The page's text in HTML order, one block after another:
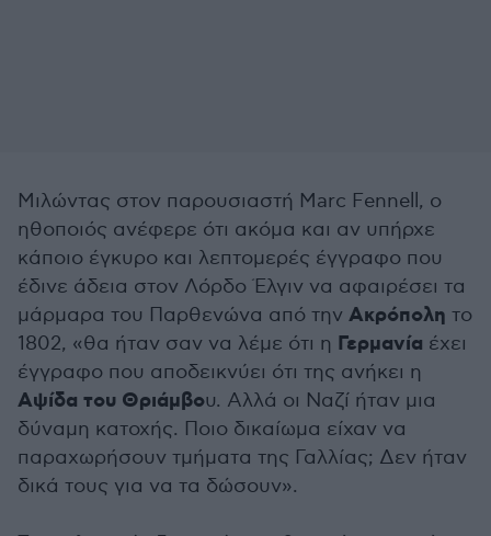
Μιλώντας στον παρουσιαστή Marc Fennell, ο
ηθοποιός ανέφερε ότι ακόμα και αν υπήρχε
κάποιο έγκυρο και λεπτομερές έγγραφο που
έδινε άδεια στον Λόρδο Έλγιν να αφαιρέσει τα
μάρμαρα του Παρθενώνα από την Ακρόπολη το
1802, «θα ήταν σαν να λέμε ότι η Γερμανία έχει
έγγραφο που αποδεικνύει ότι της ανήκει η
Αψίδα του Θριάμβου. Αλλά οι Ναζί ήταν μια
δύναμη κατοχής. Ποιο δικαίωμα είχαν να
παραχωρήσουν τμήματα της Γαλλίας; Δεν ήταν
δικά τους για να τα δώσουν».